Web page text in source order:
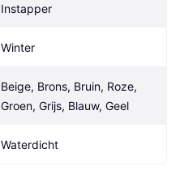
Instapper
Winter
Beige, Brons, Bruin, Roze,
Groen, Grijs, Blauw, Geel
Waterdicht